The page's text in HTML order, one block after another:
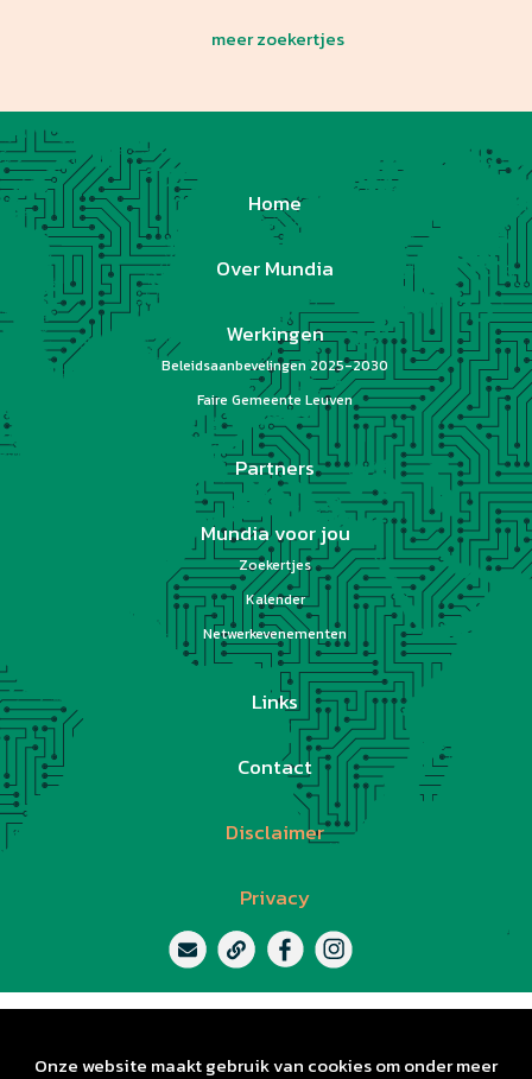
Onze website maakt gebruik van cookies om onder meer
meer zoekertjes
Home
Over Mundia
Werkingen
Beleidsaanbevelingen 2025-2030
Faire Gemeente Leuven
Partners
Mundia voor jou
Zoekertjes
Kalender
Netwerkevenementen
Links
Contact
Disclaimer
Privacy